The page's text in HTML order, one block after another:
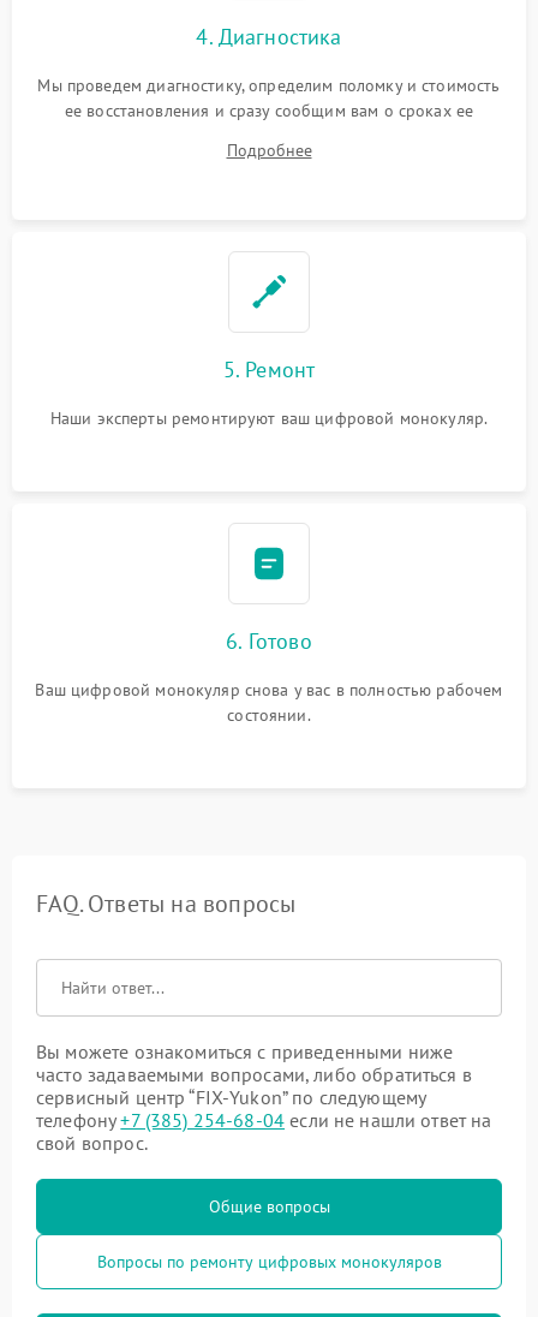
4. Диагностика
Мы проведем диагностику, определим поломку и стоимость
ее восстановления и сразу сообщим вам о сроках ее
Подробнее
5. Ремонт
Наши эксперты ремонтируют ваш цифровой монокуляр.
6. Готово
Ваш цифровой монокуляр снова у вас в полностью рабочем
состоянии.
FAQ. Ответы на вопросы
Вы можете ознакомиться с приведенными ниже
часто задаваемыми вопросами, либо обратиться в
сервисный центр “FIX-Yukon” по следующему
телефону+7 (385) 254-68-04 если не нашли ответ на
свой вопрос.
Общие вопросы
Вопросы по ремонту цифровых монокуляров